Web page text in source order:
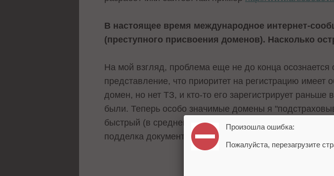
В настоящее время международное интернет-
(преступного присвоения доменов). Насколько
На мой взгляд, проблема еще не до конца
представление, что приоритет на регистрацию имеет
домен, но нет ТЗ, и кто-то его зарегистрирует
были. Теперь особо значимые домены я
быстрый (в среднем от года) и не особо дешевый -
подделка документов и передача их в руцентр.
Произошла ошибка:
Пожалуйста, перезагрузите